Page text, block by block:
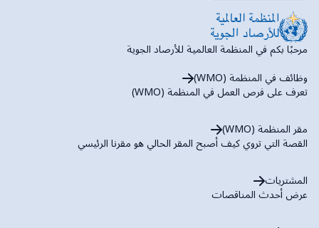
مرحبًا بكم في المنظمة العالمية للأرصاد الجوية
وظائف في المنظمة (WMO)
تعرف على فرص العمل في المنظمة (WMO)
مقر المنظمة (WMO)
القصة التي تروي كيف أصبح المقر الحالي هو مقرنا الرئيسي
المشتريات
عرض أحدث المناقصات